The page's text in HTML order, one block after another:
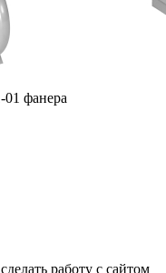
фанера
работу с сайтом